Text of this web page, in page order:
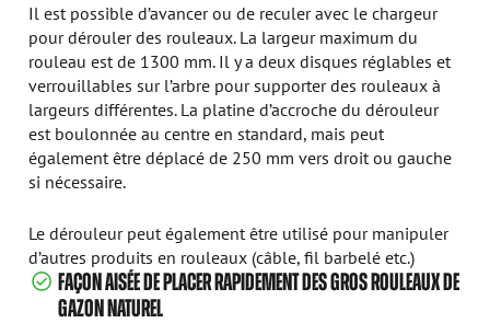
Il est possible d’avancer ou de reculer avec le chargeur
pour dérouler des rouleaux. La largeur maximum du
rouleau est de 1300 mm. Il y a deux disques réglables et
verrouillables sur l’arbre pour supporter des rouleaux à
largeurs différentes. La platine d’accroche du dérouleur
est boulonnée au centre en standard, mais peut
également être déplacé de 250 mm vers droit ou gauche
si nécessaire.
Le dérouleur peut également être utilisé pour manipuler
d’autres produits en rouleaux (câble, fil barbelé etc.)
FAÇON AISÉE DE PLACER RAPIDEMENT DES GROS ROULEAUX DE
GAZON NATUREL